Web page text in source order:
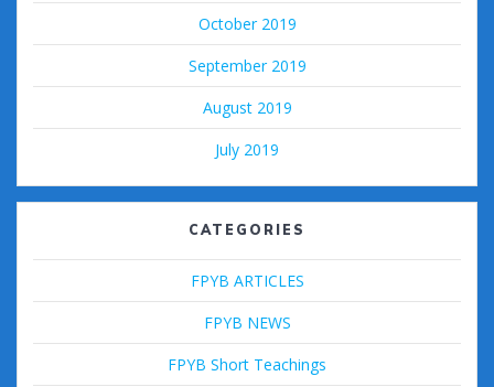
October 2019
September 2019
August 2019
July 2019
CATEGORIES
FPYB ARTICLES
FPYB NEWS
FPYB Short Teachings